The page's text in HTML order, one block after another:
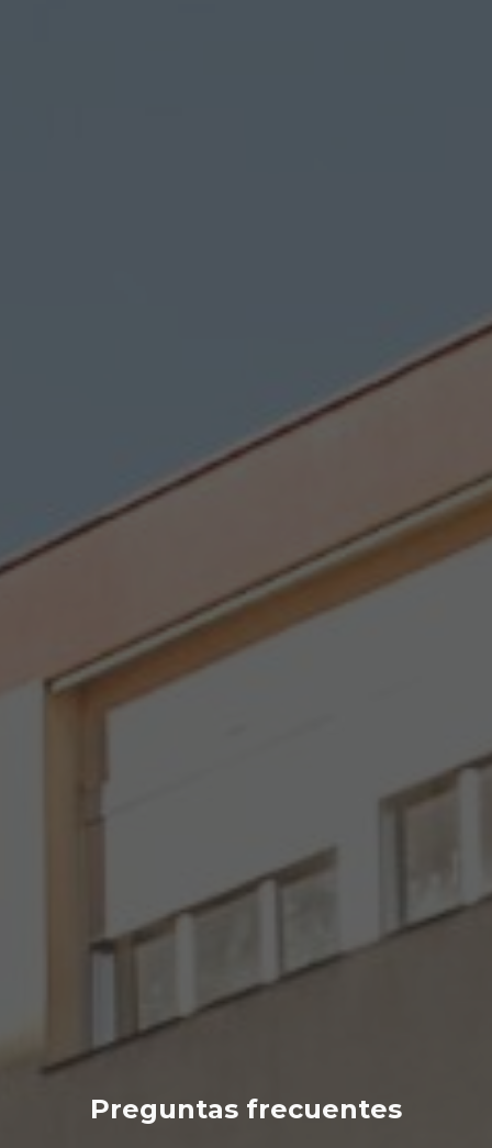
Preguntas frecuentes